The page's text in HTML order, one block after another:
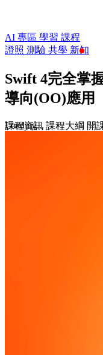
AI 專區 學習 課程
證照 測驗 共學 新知
Swift 4完全掌
導向(OO)應用
課程資訊 課程大綱 開
Loading...